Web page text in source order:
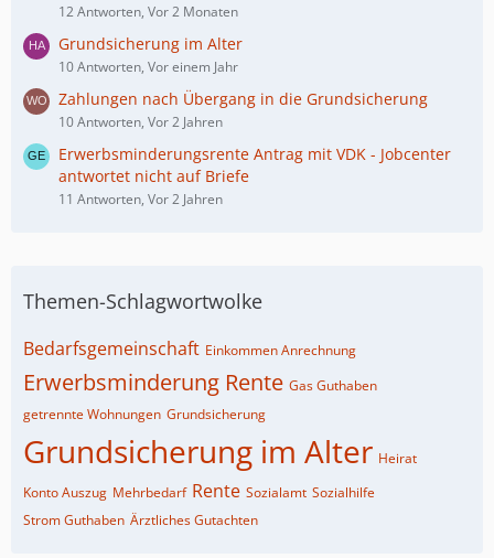
12 Antworten, Vor 2 Monaten
Grundsicherung im Alter
10 Antworten, Vor einem Jahr
Zahlungen nach Übergang in die Grundsicherung
10 Antworten, Vor 2 Jahren
Erwerbsminderungsrente Antrag mit VDK - Jobcenter
antwortet nicht auf Briefe
11 Antworten, Vor 2 Jahren
Themen-Schlagwortwolke
Bedarfsgemeinschaft Einkommen Anrechnung
Erwerbsminderung Rente Gas Guthaben
getrennte Wohnungen Grundsicherung
Grundsicherung im Alter Heirat
Konto Auszug Mehrbedarf Rente Sozialamt Sozialhilfe
Strom Guthaben Ärztliches Gutachten